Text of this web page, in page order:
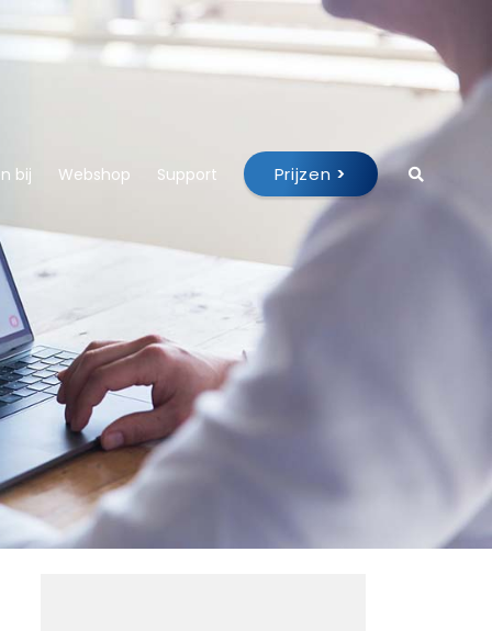
bij Webshop Support Prijzen >